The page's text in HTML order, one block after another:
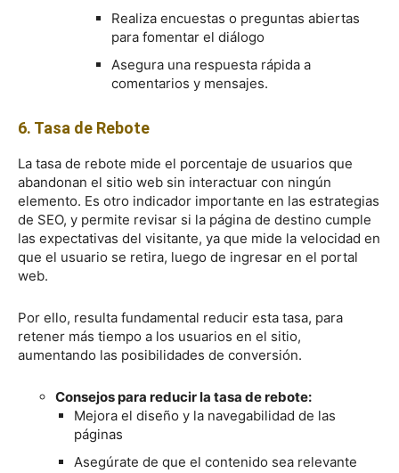
Realiza encuestas o preguntas abiertas
para fomentar el diálogo
Asegura una respuesta rápida a
comentarios y mensajes.
6. Tasa de Rebote
La tasa de rebote mide el porcentaje de usuarios que
abandonan el sitio web sin interactuar con ningún
elemento. Es otro indicador importante en las estrategias
de SEO, y permite revisar si la página de destino cumple
las expectativas del visitante, ya que mide la velocidad en
que el usuario se retira, luego de ingresar en el portal
web.
Por ello, resulta fundamental reducir esta tasa, para
retener más tiempo a los usuarios en el sitio,
aumentando las posibilidades de conversión.
Consejos para reducir la tasa de rebote:
Mejora el diseño y la navegabilidad de las
páginas
Asegúrate de que el contenido sea relevante